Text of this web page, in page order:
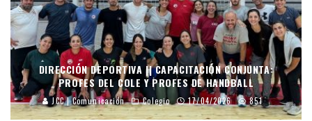
DIRECCIÓN DEPORTIVA || CAPACITACIÓN CONJUNTA:
PROFES DEL COLE Y PROFES DE HANDBALL
JCC | Comunicación Colegio 17/04/2026 851